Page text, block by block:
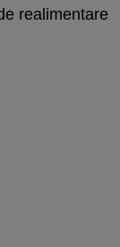
realimentare